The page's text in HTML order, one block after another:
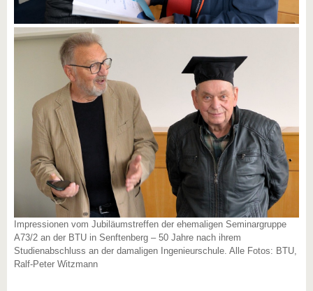
Impressionen vom Jubiläumstreffen der ehemaligen Seminargruppe
A73/2 an der BTU in Senftenberg – 50 Jahre nach ihrem
Studienabschluss an der damaligen Ingenieurschule. Alle Fotos: BTU,
Ralf-Peter Witzmann